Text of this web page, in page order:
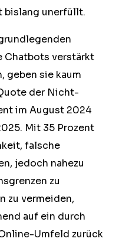
bislang unerfüllt.
Chatbots verstärkt
geben sie kaum
der Nicht-
im August 2024
Mit 35 Prozent
falsche
jedoch nahezu
zu
zu vermeiden,
auf ein durch
Umfeld zurück